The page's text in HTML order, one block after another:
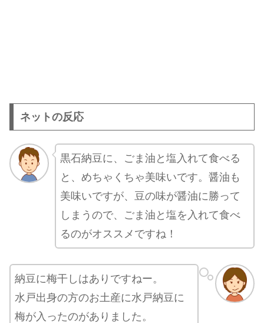
ネットの反応
黒石納豆に、ごま油と塩入れて食べる
と、めちゃくちゃ美味いです。醤油も
美味いですが、豆の味が醤油に勝って
しまうので、ごま油と塩を入れて食べ
るのがオススメですね！
納豆に梅干しはありですねー。
水戸出身の方のお土産に水戸納豆に
梅が入ったのがありました。